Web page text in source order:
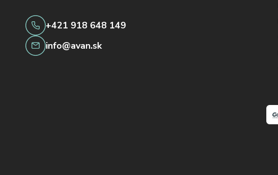
+421 918 648 149
info@avan.sk